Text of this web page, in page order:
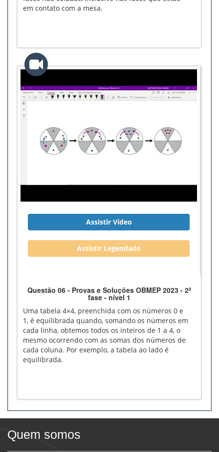
em contato com a mesa.
Assistir Vídeo
Assistir Legendado
Questão 06 - Provas e Soluções OBMEP 2023 - 2ª
fase - nível 1
Uma tabela 4×4, preenchida com os números 0 e
1, é equilibrada quando, somando os números em
cada linha, obtemos todos os inteiros de 1 a 4, o
mesmo ocorrendo com as somas dos números de
cada coluna. Por exemplo, a tabela ao lado é
equilibrada.
Quem somos